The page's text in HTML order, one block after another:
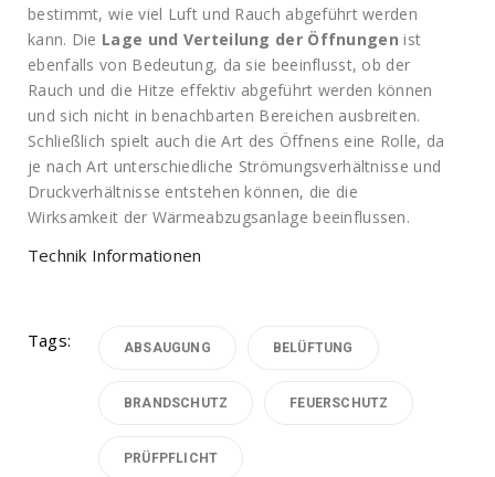
bestimmt, wie viel Luft und Rauch abgeführt werden
kann. Die Lage und Verteilung der Öffnungen ist
ebenfalls von Bedeutung, da sie beeinflusst, ob der
Rauch und die Hitze effektiv abgeführt werden können
und sich nicht in benachbarten Bereichen ausbreiten.
Schließlich spielt auch die Art des Öffnens eine Rolle, da
je nach Art unterschiedliche Strömungsverhältnisse und
Druckverhältnisse entstehen können, die die
Wirksamkeit der Wärmeabzugsanlage beeinflussen.
Technik Informationen
Tags: ABSAUGUNG BELÜFTUNG
BRANDSCHUTZ FEUERSCHUTZ
PRÜFPFLICHT